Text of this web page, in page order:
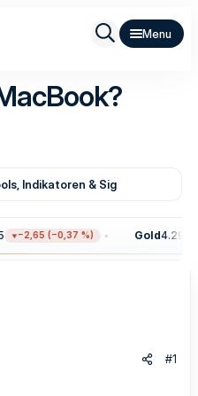
Indikatoren & Signale
−2,65 (−0,37 %) Gold
#1